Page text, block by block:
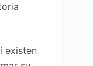
existen